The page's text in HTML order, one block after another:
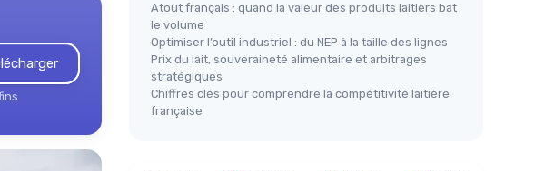
Atout français : quand la valeur des produits laitiers bat
le volume
Optimiser l’outil industriel : du NEP à la taille des lignes
Prix du lait, souveraineté alimentaire et arbitrages
stratégiques
Chiffres clés pour comprendre la compétitivité laitière
française